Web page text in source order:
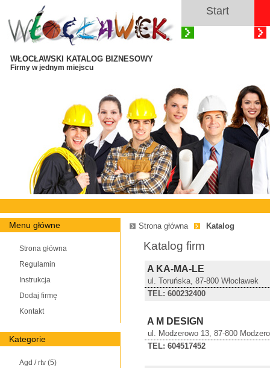
WŁOCŁAWSKI KATALOG BIZNESOWY
Firmy w jednym miejscu
Start
Menu główne
Strona główna
Regulamin
Instrukcja
Dodaj firmę
Kontakt
Kategorie
Agd / rtv (5)
Strona główna Katalog
Katalog firm
A KA-MA-LE
ul. Toruńska, 87-800 Włocławek
TEL: 600232400
A M DESIGN
ul. Modzerowo 13, 87-800
TEL: 604517452